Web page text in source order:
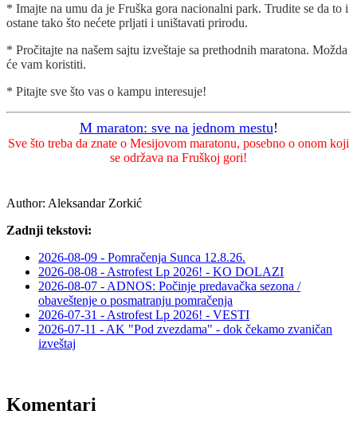
* Imajte na umu da je Fruška gora nacionalni park. Trudite se da to i
ostane tako što nećete prljati i uništavati prirodu.
* Pročitajte na našem sajtu izveštaje sa prethodnih maratona. Možda
će vam koristiti.
* Pitajte sve što vas o kampu interesuje!
M maraton: sve na jednom mestu!
Sve što treba da znate o Mesijovom maratonu, posebno o onom koji
se održava na Fruškoj gori!
Author: Aleksandar Zorkić
Zadnji tekstovi:
2026-08-09 - Pomračenja Sunca 12.8.26.
2026-08-08 - Astrofest Lp 2026! - KO DOLAZI
2026-08-07 - ADNOS: Počinje predavačka sezona /
obaveštenje o posmatranju pomračenja
2026-07-31 - Astrofest Lp 2026! - VESTI
2026-07-11 - AK "Pod zvezdama" - dok čekamo zvaničan
izveštaj
Komentari